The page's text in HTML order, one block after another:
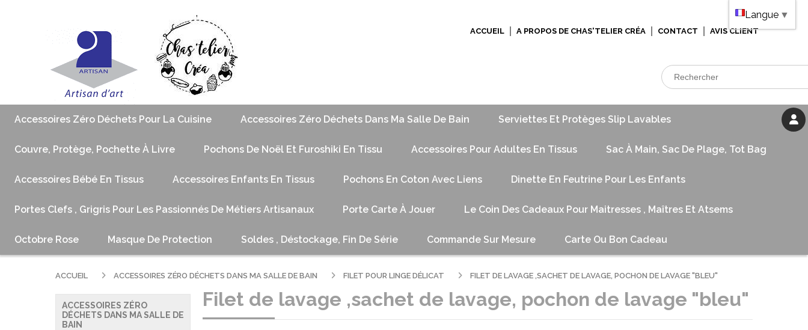
ACCUEIL A PROPOS DE CHAS'TELIER CRÉA CONTACT AVIS CLIENT
Accessoires Zéro Déchets Pour La Cuisine Accessoires Zéro Déchets Dans Ma Salle De Bain Serviettes Et Protèges Slip Lavables
Couvre, Protège, Pochette À Livre Pochons De Noël Et Furoshiki En Tissu Accessoires Pour Adultes En Tissus Sac À Main, Sac De Plage, Tot Bag
Accessoires Bébé En Tissus Accessoires Enfants En Tissus Pochons En Coton Avec Liens Dinette En Feutrine Pour Les Enfants
Portes Clefs , Grigris Pour Les Passionnés De Métiers Artisanaux Porte Carte À Jouer Le Coin Des Cadeaux Pour Maitresses , Maîtres Et Atsems
Octobre Rose Masque De Protection Soldes , Déstockage, Fin De Série Commande Sur Mesure Carte Ou Bon Cadeau
ACCESSOIRES ZÉRO
DÉCHETS DANS MA SALLE DE
BAIN
ACCUEIL ACCESSOIRES ZÉRO DÉCHETS DANS MA SALLE DE BAIN FILET POUR LINGE DÉLICAT FILET DE LAVAGE ,SACHET DE LAVAGE, POCHON DE LAVAGE "BLEU"
Filet de lavage ,sachet de lavage, pochon de lavage "bleu"
Langue ▼